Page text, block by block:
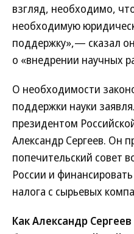
взгляд, необходимо,
необходимую
поддержку»,— сказал
о «внедрении научных
О необходимости
поддержки науки
президентом
Александр Сергеев. Он
попечительский совет
России и
налога с сырьевых
Как Александр